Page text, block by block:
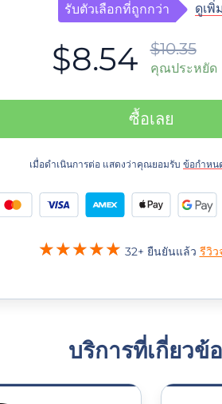
รับตัวเลือกที่ถูกกว่า ดูเพิ่
$8.54 $10.35
คุณประหยัด
ซื้อเลย
เมื่อดำเนินการต่อ แสดงว่าคุณยอมรับ ข้อกำหน
32+ ยืนยันแล้ว รีวิว
บริการที่เกี่ยวข้